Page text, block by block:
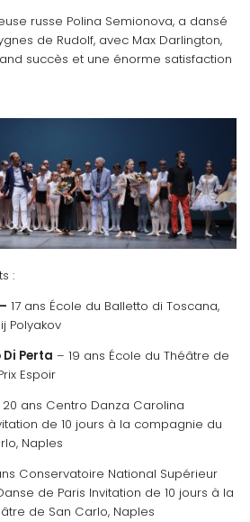
russe Polina Semionova, a dansé
de Rudolf, avec Max Darlington,
succès et une énorme satisfaction
:
17 ans École du Balletto di Toscana,
Polyakov
Perta – 19 ans École du Théâtre de
Espoir
ans Centro Danza Carolina
de 10 jours à la compagnie du
Naples
Conservatoire National Supérieur
de Paris Invitation de 10 jours à la
de San Carlo, Naples